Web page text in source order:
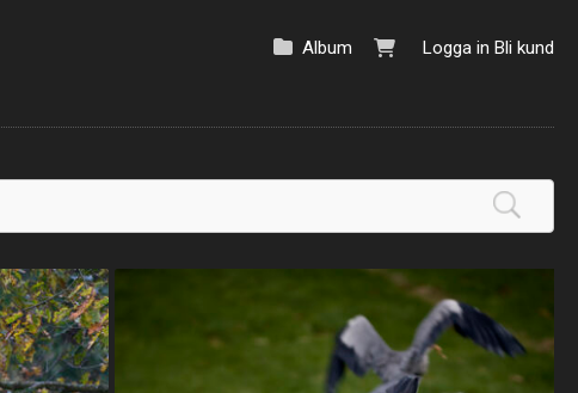
Logga in Bli kund
Album